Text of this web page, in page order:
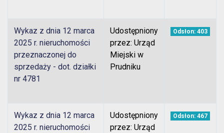
Wykaz z dnia 12 marca
2025 r. nieruchomości
przeznaczonej do
sprzedaży - dot. działki
nr 4781
Udostępniony
przez: Urząd
Miejski w
Prudniku
Odsłon: 403
Wykaz z dnia 12 marca
2025 r. nieruchomości
Udostępniony
przez: Urząd
Odsłon: 467